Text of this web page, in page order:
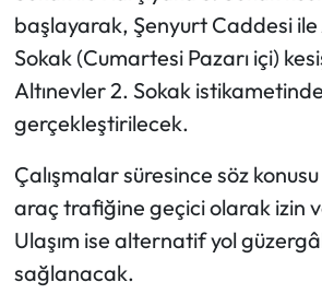
başlayarak, Şenyurt Caddesi ile
Sokak (Cumartesi Pazarı içi)
Altınevler 2. Sokak istikametinde
gerçekleştirilecek.
Çalışmalar süresince söz
araç trafiğine geçici olarak izin
Ulaşım ise alternatif yol
sağlanacak.
Mecitözü Haberleri
Oğuzlar Haberleri
Ortaköy Haberleri
Osmancık Haberleri
Otomotiv